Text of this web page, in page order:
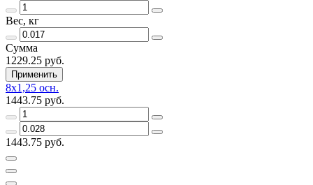
Вес, кг
Сумма
1229.25 руб.
Применить
8х1,25 осн.
1443.75 руб.
1443.75 руб.